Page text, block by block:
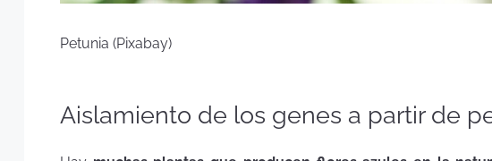
Petunia (Pixabay)
Aislamiento de los genes a partir de